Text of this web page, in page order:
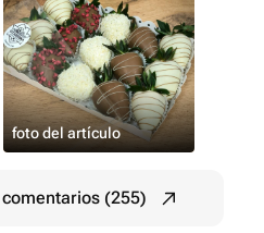
foto del artículo
(255)